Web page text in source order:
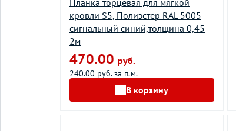
Планка торцевая для мягкой
кровли S5, Полиэстер RAL 5005
сигнальный синий,толщина 0,45
2м
470.00 руб.
240.00 руб. за п.м.
В корзину